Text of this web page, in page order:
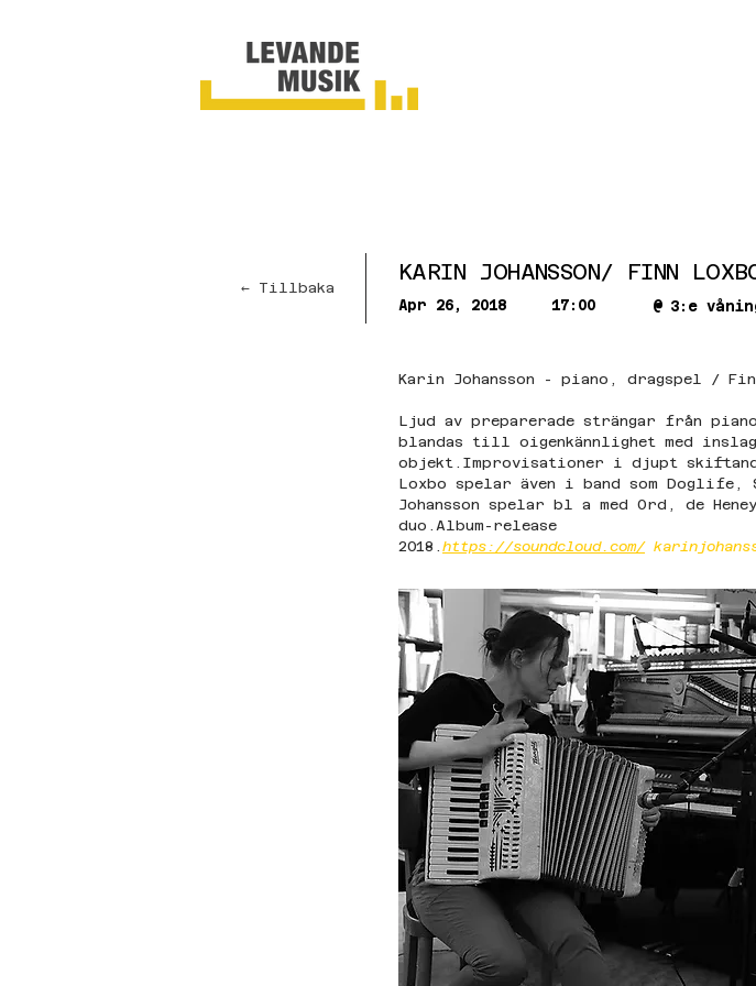
← Tillbaka
KARIN JOHANSSON/ FINN
Apr 26, 2018 17:00 @ 3:e
Karin Johansson - piano, dragspel /
Ljud av preparerade strängar från
blandas till oigenkännlighet med
objekt.Improvisationer i djupt
Loxbo spelar även i band som
Johansson spelar bl a med Ord, de
duo.Album-release
2018. https://soundcloud.com/